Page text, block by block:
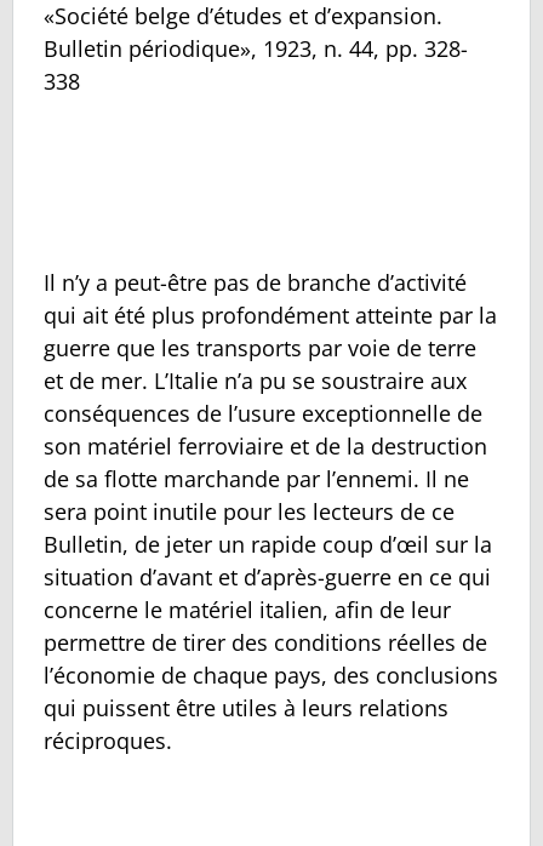
«Société belge d’études et d’expansion.
Bulletin périodique», 1923, n. 44, pp. 328-
338
Il n’y a peut-être pas de branche d’activité
qui ait été plus profondément atteinte par la
guerre que les transports par voie de terre
et de mer. L’Italie n’a pu se soustraire aux
conséquences de l’usure exceptionnelle de
son matériel ferroviaire et de la destruction
de sa flotte marchande par l’ennemi. Il ne
sera point inutile pour les lecteurs de ce
Bulletin, de jeter un rapide coup d’œil sur la
situation d’avant et d’après-guerre en ce qui
concerne le matériel italien, afin de leur
permettre de tirer des conditions réelles de
l’économie de chaque pays, des conclusions
qui puissent être utiles à leurs relations
réciproques.